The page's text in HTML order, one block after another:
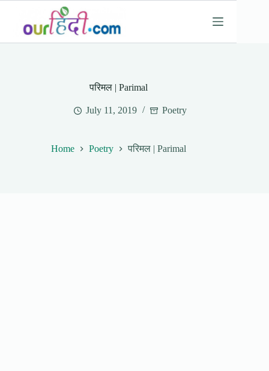
content
परिमल | Parimal
July 11, 2019 Poetry
Home Poetry परिमल | Parimal